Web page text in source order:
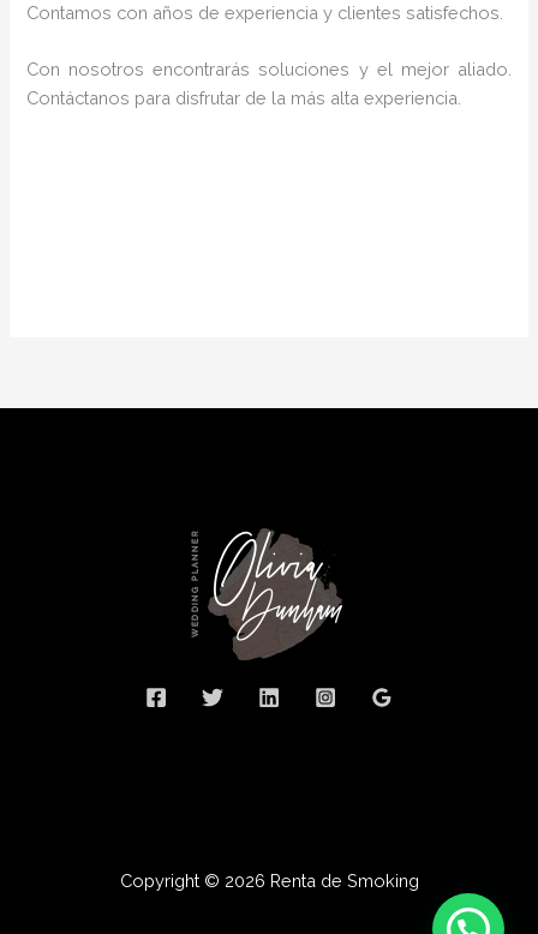
Contamos con años de experiencia y clientes satisfechos.
Con nosotros encontrarás soluciones y el mejor aliado.
Contáctanos para disfrutar de la más alta experiencia.
Copyright © 2026 Renta de Smoking